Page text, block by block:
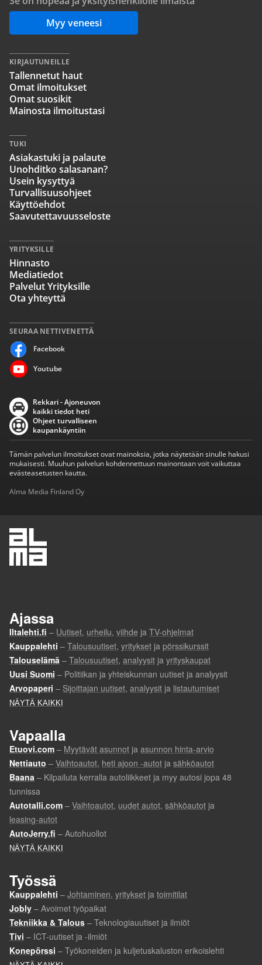
Myy veneesi
SEURAA NETTIVENETTÄ
Facebook
Youtube
KIRJAUTUNEILLE
Tallennetut haut
Omat ilmoitukset
Omat suosikit
Mainosta ilmoitustasi
TUKI
Asiakastuki ja palaute
Unohditko salasanan?
Usein kysyttyä
Turvallisuusohjeet
Käyttöehdot
Saavutettavuusseloste
YRITYKSILLE
Hinnasto
Mediatiedot
Palvelut Yrityksille
Ota yhteyttä
Rekkari - Ajoneuvon
kaikki tiedot heti
Ohjeet turvalliseen
kaupankäyntiin
Tämän palvelun ilmoitukset ovat mainoksia, jotka näytetään sinulle hakusi
mukaisesti. Muuhun palvelun kohdennettuun mainontaan voit vaikuttaa
evästeasetusten kautta.
Alma Media Finland Oy